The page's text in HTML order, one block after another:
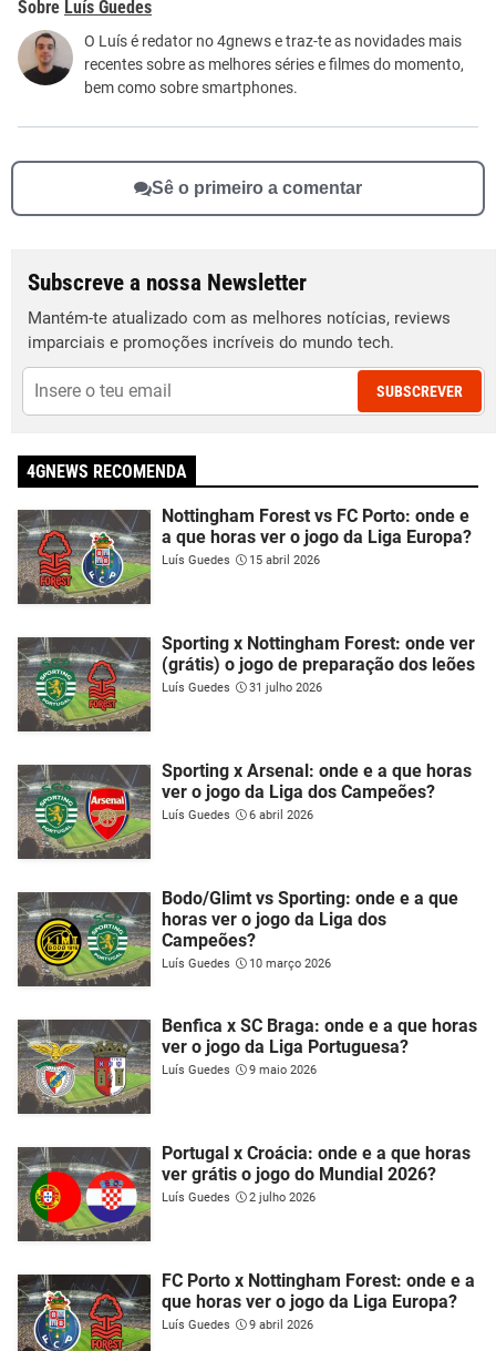
Este conteúdo não tem a informação que procuro
Outro
Luís Guedes
O Luís é redator no 4gnews e traz-te as novidades mais
recentes sobre as melhores séries e filmes do momento,
bem como sobre smartphones.
Sê o primeiro a comentar
Subscreve a nossa Newsletter
Mantém-te atualizado com as melhores notícias, reviews
imparciais e promoções incríveis do mundo tech.
SUBSCREVER
4GNEWS RECOMENDA
Nottingham Forest vs FC Porto: onde e
a que horas ver o jogo da Liga Europa?
Luís Guedes 15 abril 2026
Sporting x Nottingham Forest: onde ver
(grátis) o jogo de preparação dos leões
Luís Guedes 31 julho 2026
Sporting x Arsenal: onde e a que horas
ver o jogo da Liga dos Campeões?
Luís Guedes 6 abril 2026
Bodo/Glimt vs Sporting: onde e a que
horas ver o jogo da Liga dos
Campeões?
Luís Guedes 10 março 2026
Benfica x SC Braga: onde e a que horas
ver o jogo da Liga Portuguesa?
Luís Guedes 9 maio 2026
Portugal x Croácia: onde e a que horas
ver grátis o jogo do Mundial 2026?
Luís Guedes 2 julho 2026
FC Porto x Nottingham Forest: onde e a
que horas ver o jogo da Liga Europa?
Luís Guedes 9 abril 2026